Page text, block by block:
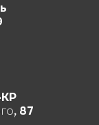
87